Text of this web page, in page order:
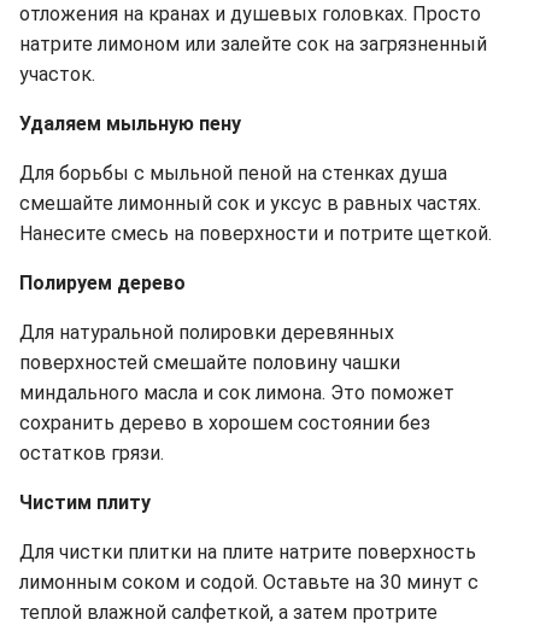
отложения на кранах и душевых головках. Просто
натрите лимоном или залейте сок на загрязненный
участок.
Удаляем мыльную пену
Для борьбы с мыльной пеной на стенках душа
смешайте лимонный сок и уксус в равных частях.
Нанесите смесь на поверхности и потрите щеткой.
Полируем дерево
Для натуральной полировки деревянных
поверхностей смешайте половину чашки
миндального масла и сок лимона. Это поможет
сохранить дерево в хорошем состоянии без
остатков грязи.
Чистим плиту
Для чистки плитки на плите натрите поверхность
лимонным соком и содой. Оставьте на 30 минут с
теплой влажной салфеткой, а затем протрите